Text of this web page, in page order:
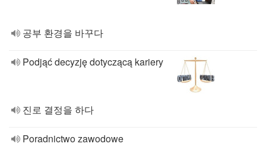
공부 환경을 바꾸다
Podjąć decyzję dotyczącą kariery
진로 결정을 하다
Poradnictwo zawodowe